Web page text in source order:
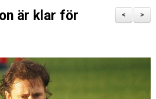
>
<
är klar för